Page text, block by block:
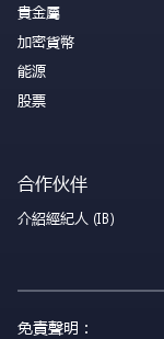
貴金屬
加密貨幣
能源
股票
合作伙伴
介紹經紀人 (IB)
免責聲明：